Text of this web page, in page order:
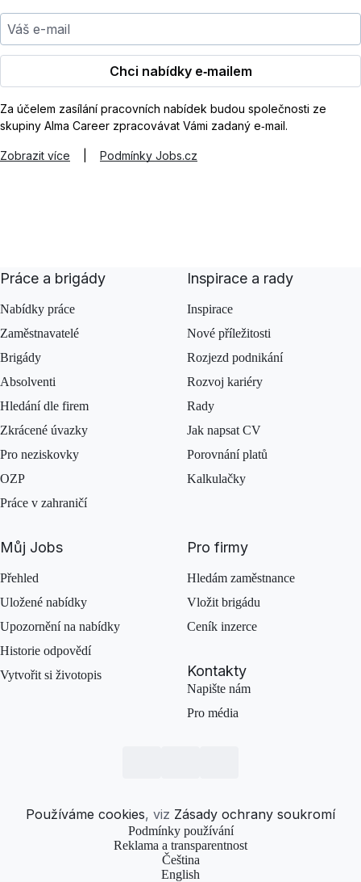
Váš e-mail
Chci nabídky e‑mailem
Za účelem zasílání pracovních nabídek budou společnosti ze
skupiny Alma Career zpracovávat Vámi zadaný e‑mail.
Zobrazit více Podmínky Jobs.cz
Práce a brigády
Nabídky práce
Zaměstnavatelé
Brigády
Absolventi
Hledání dle firem
Zkrácené úvazky
Pro neziskovky
OZP
Práce v zahraničí
Inspirace a rady
Inspirace
Nové příležitosti
Rozjezd podnikání
Rozvoj kariéry
Rady
Jak napsat CV
Porovnání platů
Kalkulačky
Můj Jobs
Přehled
Uložené nabídky
Upozornění na nabídky
Historie odpovědí
Vytvořit si životopis
Pro firmy
Hledám zaměstnance
Vložit brigádu
Ceník inzerce
Kontakty
Napište nám
Pro média
Používáme cookies, viz Zásady ochrany soukromí
Podmínky používání
Reklama a transparentnost
Čeština
English